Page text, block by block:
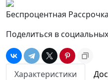
Беспроцентная
Поделиться в
Характеристики